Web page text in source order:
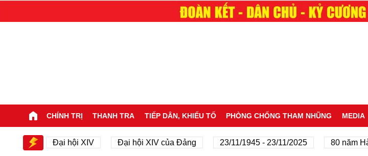
CHÍNH TRỊ THANH TRA TIẾP DÂN, KHIẾU TỐ PHÒNG CHỐNG THAM NHŨNG MEDIA
Đại hội XIV Đại hội XIV của Đảng 23/11/1945 - 23/11/2025 80 năm Hành